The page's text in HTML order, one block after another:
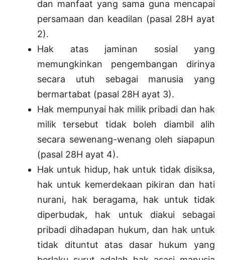
dan manfaat yang sama guna mencapai
persamaan dan keadilan (pasal 28H ayat
2).
Hak atas jaminan sosial yang
memungkinkan pengembangan dirinya
secara utuh sebagai manusia yang
bermartabat (pasal 28H ayat 3).
Hak mempunyai hak milik pribadi dan hak
milik tersebut tidak boleh diambil alih
secara sewenang-wenang oleh siapapun
(pasal 28H ayat 4).
Hak untuk hidup, hak untuk tidak disiksa,
hak untuk kemerdekaan pikiran dan hati
nurani, hak beragama, hak untuk tidak
diperbudak, hak untuk diakui sebagai
pribadi dihadapan hukum, dan hak untuk
tidak dituntut atas dasar hukum yang